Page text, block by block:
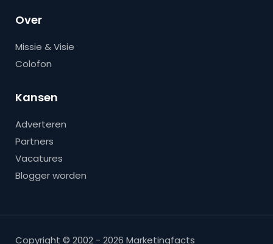
Over
Missie & Visie
Colofon
Kansen
Adverteren
Partners
Vacatures
Blogger worden
Copyright © 2002 - 2026 Marketingfacts